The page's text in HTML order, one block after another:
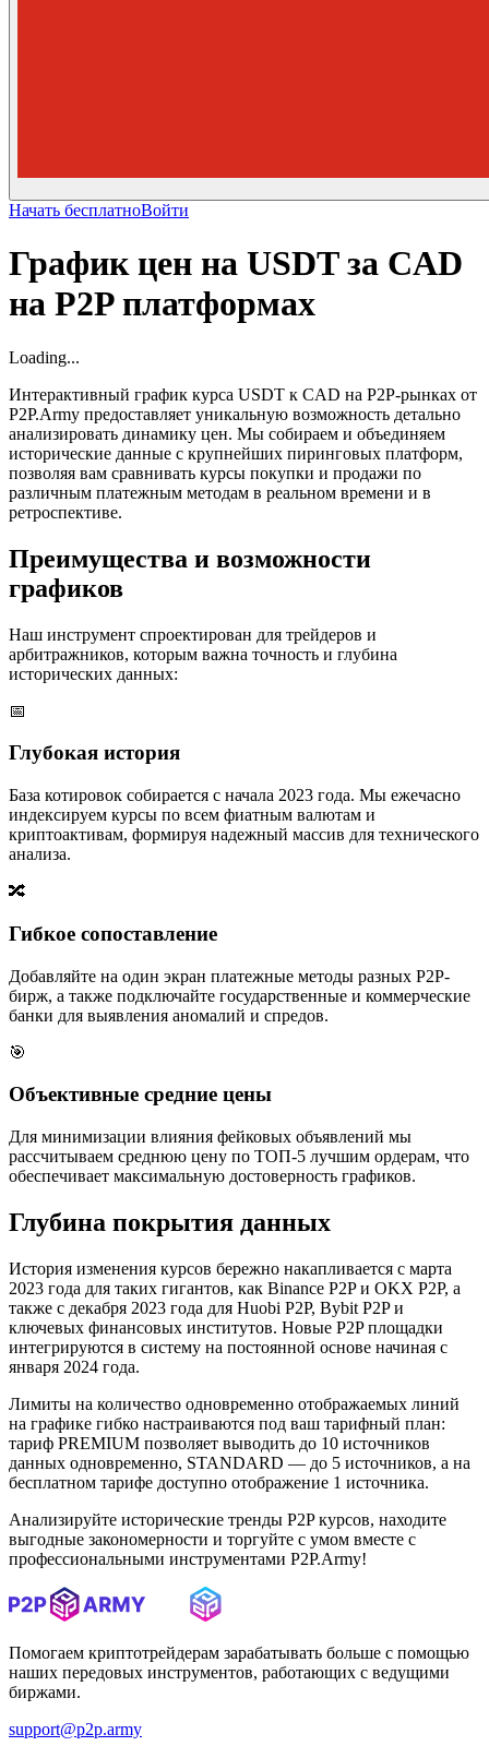
Начать бесплатноВойти
График цен на USDT за CAD
на P2P платформах
Loading...
Интерактивный график курса USDT к CAD на P2P-рынках от
P2P.Army предоставляет уникальную возможность детально
анализировать динамику цен. Мы собираем и объединяем
исторические данные с крупнейших пиринговых платформ,
позволяя вам сравнивать курсы покупки и продажи по
различным платежным методам в реальном времени и в
ретроспективе.
Преимущества и возможности
графиков
Наш инструмент спроектирован для трейдеров и
арбитражников, которым важна точность и глубина
исторических данных:
📅
Глубокая история
База котировок собирается с начала 2023 года. Мы ежечасно
индексируем курсы по всем фиатным валютам и
криптоактивам, формируя надежный массив для технического
анализа.
🔀
Гибкое сопоставление
Добавляйте на один экран платежные методы разных P2P-
бирж, а также подключайте государственные и коммерческие
банки для выявления аномалий и спредов.
🎯
Объективные средние цены
Для минимизации влияния фейковых объявлений мы
рассчитываем среднюю цену по ТОП-5 лучшим ордерам, что
обеспечивает максимальную достоверность графиков.
Глубина покрытия данных
История изменения курсов бережно накапливается с марта
2023 года для таких гигантов, как Binance P2P и OKX P2P, а
также с декабря 2023 года для Huobi P2P, Bybit P2P и
ключевых финансовых институтов. Новые P2P площадки
интегрируются в систему на постоянной основе начиная с
января 2024 года.
Лимиты на количество одновременно отображаемых линий
на графике гибко настраиваются под ваш тарифный план:
тариф PREMIUM позволяет выводить до 10 источников
данных одновременно, STANDARD — до 5 источников, а на
бесплатном тарифе доступно отображение 1 источника.
Анализируйте исторические тренды P2P курсов, находите
выгодные закономерности и торгуйте с умом вместе с
профессиональными инструментами P2P.Army!
Помогаем криптотрейдерам зарабатывать больше с помощью
наших передовых инструментов, работающих с ведущими
биржами.
support@p2p.army